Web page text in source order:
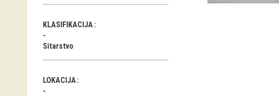
KLASIFIKACIJA
Sitarstvo
LOKACIJA